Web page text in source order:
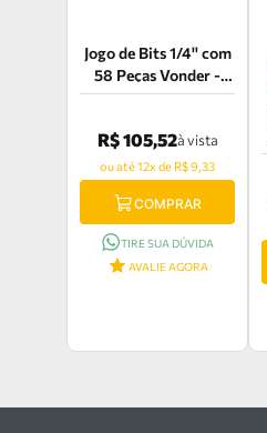
Jogo de Bits 1/4'' com
58 Peças Vonder -
35.38.580.000
R$ 105,52à vista
ou até 12x de R$ 9,33
COMPRAR
TIRE SUA DÚVIDA
AVALIE AGORA